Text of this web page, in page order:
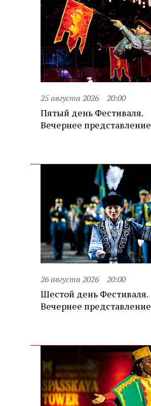
25 августа 2026 20:00
Пятый день Фестиваля.
Вечернее представление
26 августа 2026 20:00
Шестой день Фестиваля.
Вечернее представление